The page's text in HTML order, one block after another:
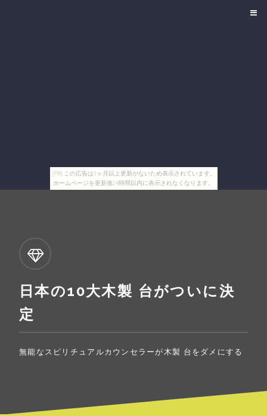
[PR] この広告は3ヶ月以上更新がないため表示されています。
ホームページを更新後24時間以内に表示されなくなります。
日本の10大木製 台がついに決
定
無能なスピリチュアルカウンセラーが木製 台をダメにする